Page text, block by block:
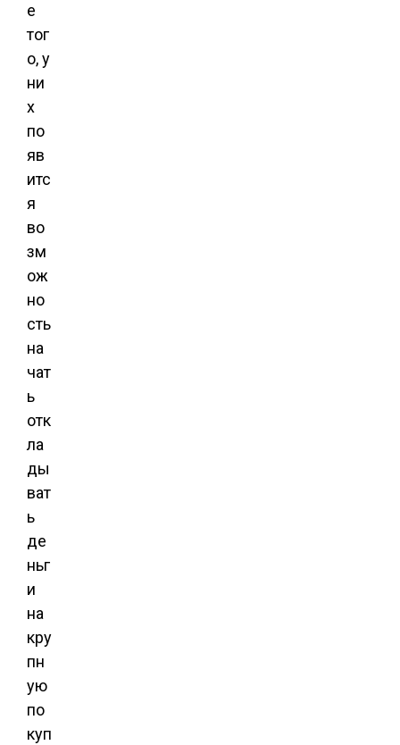
е
тог
о, у
ни
х
по
яв
итс
я
во
зм
ож
но
сть
на
чат
ь
отк
ла
ды
ват
ь
де
ньг
и
на
кру
пн
ую
по
куп